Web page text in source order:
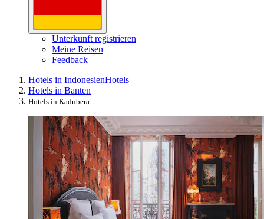
Unterkunft registrieren
Meine Reisen
Feedback
Hotels in IndonesienHotels
Hotels in Banten
Hotels in Kadubera